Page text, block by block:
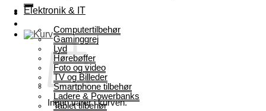
Ingen varer i kurven.
Elektronik & IT
Computertilbehør
Gaminggrej
Lyd
Hørebøffer
Foto og video
TV og Billeder
Smartphone tilbehør
Ladere & Powerbanks
Tablet tilbehør